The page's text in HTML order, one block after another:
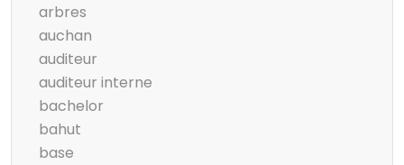
arbres
auchan
auditeur
auditeur interne
bachelor
bahut
base